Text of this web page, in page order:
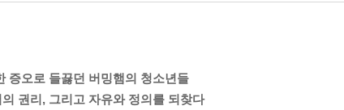
증오로 들끓던 버밍햄의 청소년들
권리, 그리고 자유와 정의를 되찾다